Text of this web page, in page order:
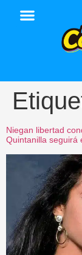
Niegan libertad
Quintanilla seguirá